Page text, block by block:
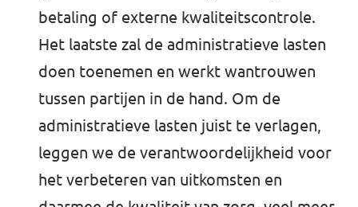
betaling of externe kwaliteitscontrole.
Het laatste zal de administratieve lasten
doen toenemen en werkt wantrouwen
tussen partijen in de hand. Om de
administratieve lasten juist te verlagen,
leggen we de verantwoordelijkheid voor
het verbeteren van uitkomsten en